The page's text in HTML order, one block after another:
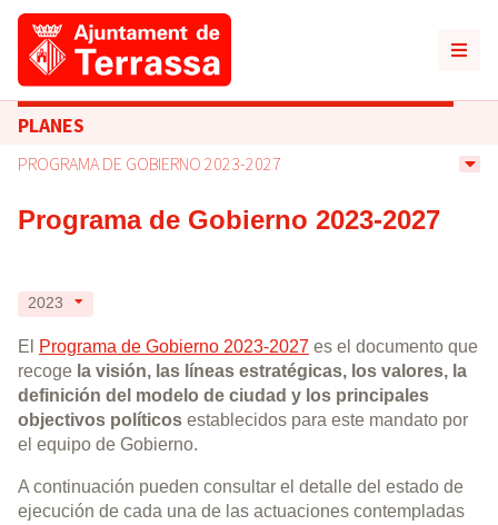
PLANES
PROGRAMA DE GOBIERNO 2023-2027
Programa de Gobierno 2023-2027
2023
El Programa de Gobierno 2023-2027 es el documento que
recoge la visión, las líneas estratégicas, los valores, la
definición del modelo de ciudad y los principales
objectivos políticos establecidos para este mandato por
el equipo de Gobierno.
A continuación pueden consultar el detalle del estado de
ejecución de cada una de las actuaciones contempladas